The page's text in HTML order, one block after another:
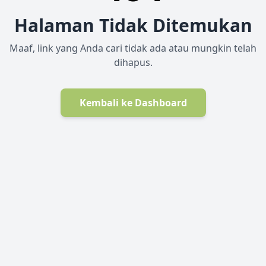
Halaman Tidak Ditemukan
Maaf, link yang Anda cari tidak ada atau mungkin telah
dihapus.
Kembali ke Dashboard